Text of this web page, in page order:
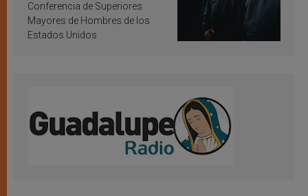
Conferencia de Superiores
Mayores de Hombres de los
Estados Unidos